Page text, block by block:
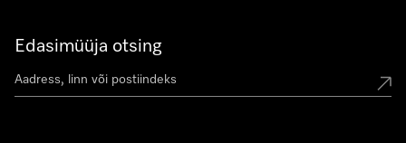
Edasimüüja otsing